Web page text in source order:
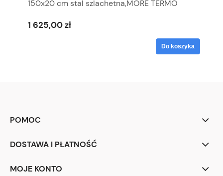
150x20 cm stal szlachetna,MORE TERMO
1 625,00 zł
Do koszyka
POMOC
DOSTAWA I PŁATNOŚĆ
MOJE KONTO